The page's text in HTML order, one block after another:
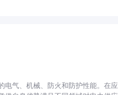
电气、机械、防火和防护性能。在应